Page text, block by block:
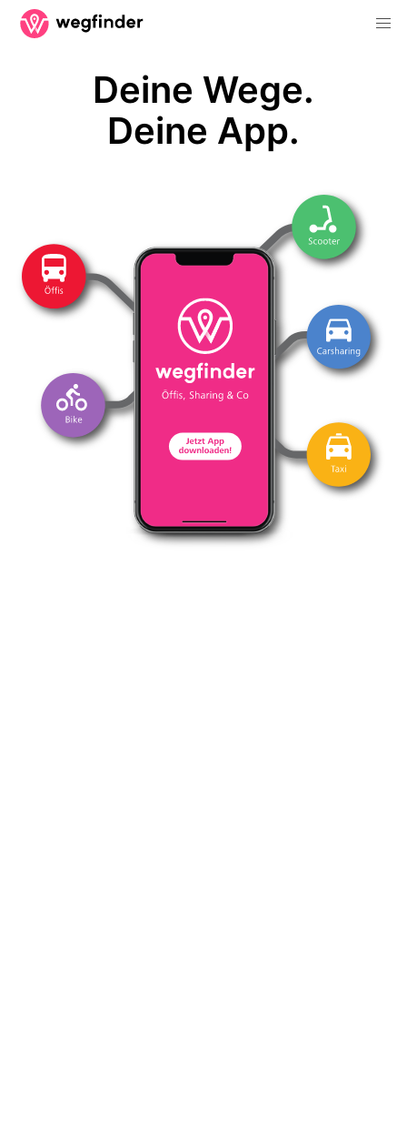
Deine Wege.
Deine App.